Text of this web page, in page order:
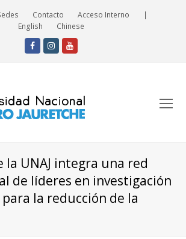
Contacto Acceso Interno
|
English
Chinese
Facebook
Instagram
Youtube
la UNAJ integra una red
de líderes en investigación
la reducción de la